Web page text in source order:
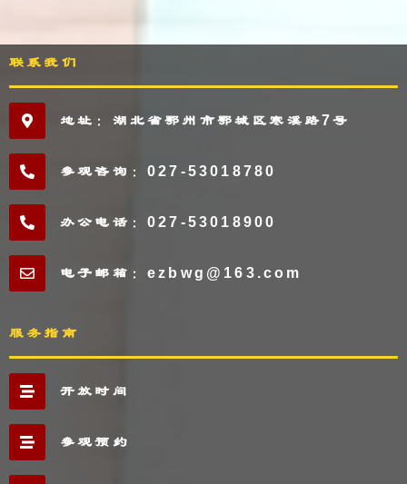
联系我们
地址：湖北省鄂州市鄂城区寒溪路7号
参观咨询：027-53018780
办公电话：027-53018900
电子邮箱：ezbwg@163.com
服务指南
开放时间
参观预约